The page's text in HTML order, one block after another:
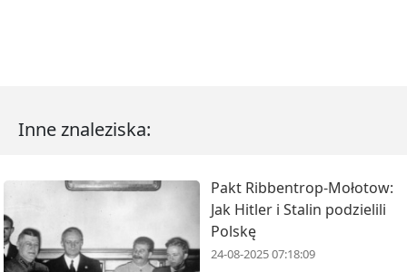
Inne znaleziska:
Pakt Ribbentrop-Mołotow:
Jak Hitler i Stalin podzielili
Polskę
24-08-2025 07:18:09